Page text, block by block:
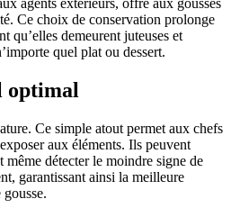
agents extérieurs, offre aux gousses
Ce choix de conservation prolonge
qu’elles demeurent juteuses et
quel plat ou dessert.
optimal
Ce simple atout permet aux chefs
aux éléments. Ils peuvent
même détecter le moindre signe de
garantissant ainsi la meilleure